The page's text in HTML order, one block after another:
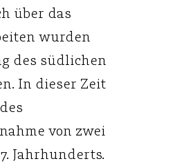
über das
wurden
des südlichen
In dieser Zeit
von zwei
Jahrhunderts.